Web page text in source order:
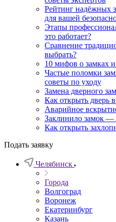
Рейтинг надёжных
для вашей
Этапы
это работает?
Сравнение
выбрать?
10 мифов о замках
Частые поломки
советы по уходу
Замена дверного
Как открыть дверь
Аварийное
Заклинило замок —
Как открыть
Подать заявку
Челябинск
Города
Волгоград
Воронеж
Екатеринбург
Казань